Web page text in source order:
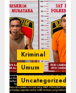
Kriminal
Umum
Uncategorized